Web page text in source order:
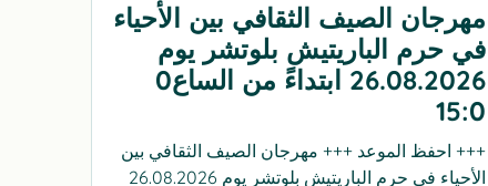
مهرجان الصيف الثقافي بين الأحياء
في حرم الباريتيش بلوتشر يوم
26.08.2026 ابتداءً من الساع0
15:0
+++ احفظ الموعد +++ مهرجان الصيف الثقافي بين
الأحياء في حرم الباريتيش بلوتشر يوم 26.08.2026